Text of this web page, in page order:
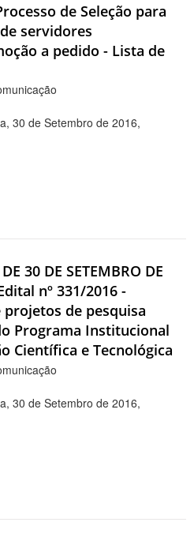
de Seleção para
servidores
a pedido - Lista de
30 de Setembro de 2016,
30 DE SETEMBRO DE
nº 331/2016 -
projetos de pesquisa
Programa Institucional
Científica e Tecnológica
30 de Setembro de 2016,